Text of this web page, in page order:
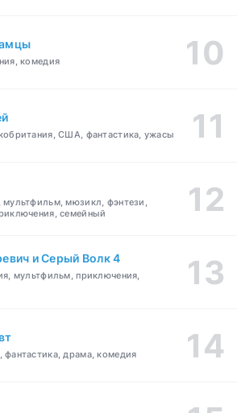
комедия
США, фантастика, ужасы
мюзикл, фэнтези,
семейный
и Серый Волк 4
мультфильм, приключения,
драма, комедия